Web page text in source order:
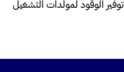
توفير الوقود لمولدات التشغيل